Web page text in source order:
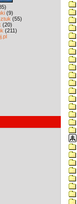
(9)
(55)
(20)
(211)